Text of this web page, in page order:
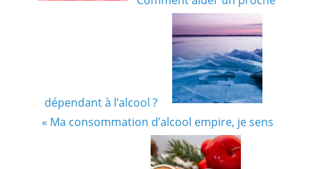
dépendant à l’alcool ?
« Ma consommation d’alcool empire, je sens